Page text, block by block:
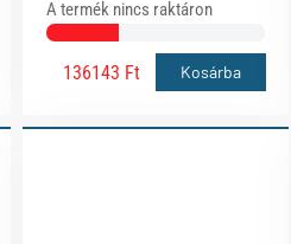
A termék nincs raktáron
136143 Ft Kosárba